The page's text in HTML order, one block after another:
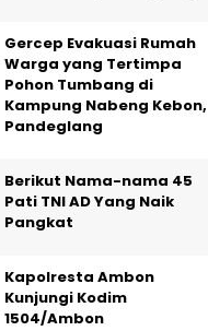
Gercep Evakuasi Rumah
Warga yang Tertimpa
Pohon Tumbang di
Kampung Nabeng Kebon,
Pandeglang
Berikut Nama-nama 45
Pati TNI AD Yang Naik
Pangkat
Kapolresta Ambon
Kunjungi Kodim
1504/Ambon